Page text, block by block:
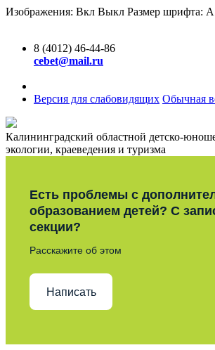
Изображения: Вкл Выкл Размер шрифта: A
8 (4012) 46-44-86
cebet@mail.ru
Версия для слабовидящих Обычная
Калининградский областной детско-
экологии, краеведения и туризма
Есть проблемы с
образованием детей? С
секции?
Расскажите об этом
Написать